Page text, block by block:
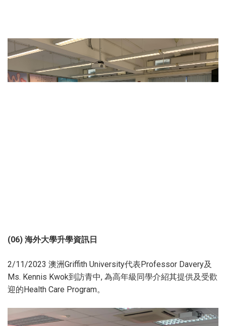
(06) 海外大學升學資訊日
2/11/2023 澳洲Griffith University代表Professor Davery及
Ms. Kennis Kwok到訪青中, 為高年級同學介紹其提供及受歡
迎的Health Care Program。